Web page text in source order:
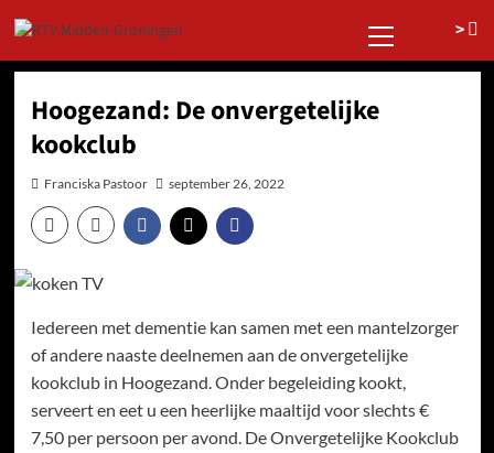
naar
de
menu
>
Hoogezand: De onvergetelijke
kookclub
Franciska Pastoor september 26, 2022
Iedereen met dementie kan samen met een mantelzorger
of andere naaste deelnemen aan de onvergetelijke
kookclub in Hoogezand. Onder begeleiding kookt,
serveert en eet u een heerlijke maaltijd voor slechts €
7,50 per persoon per avond. De Onvergetelijke Kookclub